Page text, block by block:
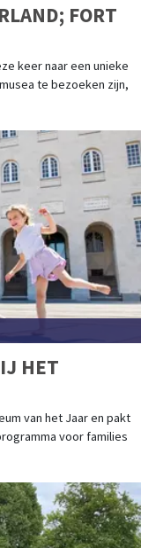
FORT
keer naar een unieke
te bezoeken zijn,
HET
van het Jaar en pakt
voor families